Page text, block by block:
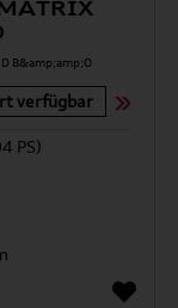
verfügbar
PS)